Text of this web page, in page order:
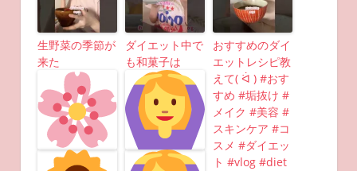
生野菜の季節が
来た
ダイエット中で
も和菓子は
おすすめのダイ
エットレシピ教
えて( ᐛ ) #おす
すめ #垢抜け #
メイク #美容 #
スキンケア #コ
スメ #ダイエッ
ト #vlog #diet